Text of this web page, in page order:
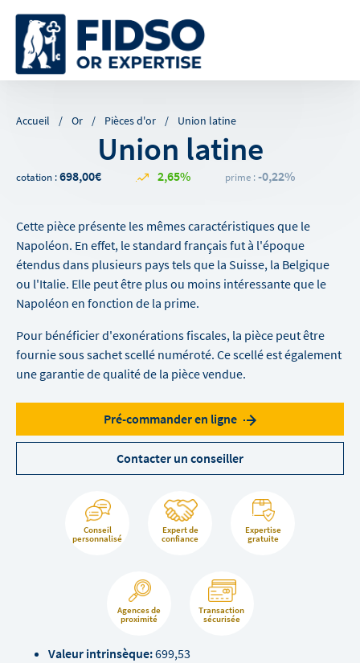
Accueil Or Pièces d'or Union latine
Union latine
cotation :698,00€ 2,65% prime :-0,22%
Cette pièce présente les mêmes caractéristiques que le
Napoléon. En effet, le standard français fut à l'époque
étendus dans plusieurs pays tels que la Suisse, la Belgique
ou l'Italie. Elle peut être plus ou moins intéressante que le
Napoléon en fonction de la prime.
Pour bénéficier d'exonérations fiscales, la pièce peut être
fournie sous sachet scellé numéroté. Ce scellé est également
une garantie de qualité de la pièce vendue.
Pré-commander en ligne
Contacter un conseiller
Conseil
personnalisé
Expert de
confiance
Expertise
gratuite
Agences de
proximité
Transaction
sécurisée
Valeur intrinsèque:699,53